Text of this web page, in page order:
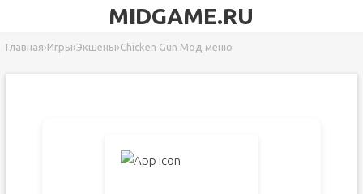
MIDGAME.RU
Главная›Игры›Экшены›Chicken Gun Мод меню